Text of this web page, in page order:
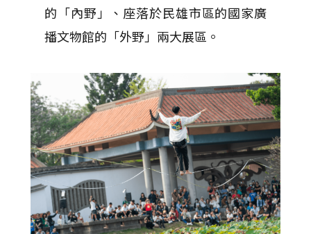
的「內野」、座落於民雄市區的國家廣
播文物館的「外野」兩大展區。